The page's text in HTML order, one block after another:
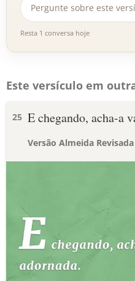
Resta 1 conversa hoje
Este versículo em
25 E chegando, acha-a
Versão Almeida